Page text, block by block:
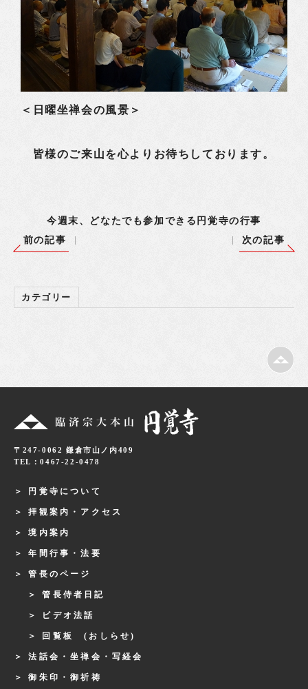
＜日曜坐禅会の風景＞
皆様のご来山を心よりお待ちしております。
今週末、どなたでも参加できる円覚寺の行事
前の記事
次の記事
カテゴリー
〒247-0062 鎌倉市山ノ内409
TEL：0467-22-0478
円覚寺について
拝観案内・アクセス
境内案内
年間行事・法要
管長のページ
管長侍者日記
ビデオ法話
回覧板 (おしらせ)
法話会・坐禅会・写経会
御朱印・御祈祷